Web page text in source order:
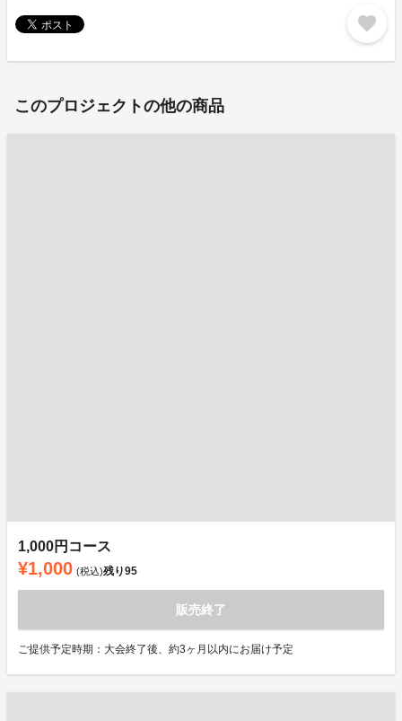
favorite
このプロジェクトの他の商品
1,000円コース
¥1,000 (税込)残り95
販売終了
ご提供予定時期：大会終了後、約3ヶ月以内にお届け予定